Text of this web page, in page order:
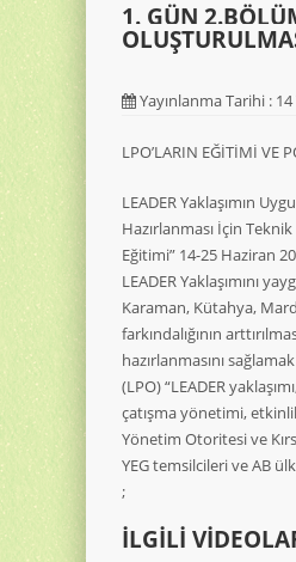
1. GÜN
Yayınlanma Tarihi :
LPO’LARIN EĞİTİMİ VE
LEADER Yaklaşımın
Hazırlanması İçin
Eğitimi” 14-25 Haziran
LEADER Yaklaşımını
Karaman, Kütahya,
farkındalığının
hazırlanmasını
(LPO) “LEADER
çatışma yönetimi,
Yönetim Otoritesi ve
YEG temsilcileri ve AB
;
ILGILI